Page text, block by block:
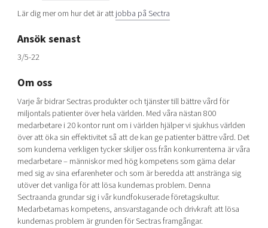
Lär dig mer om hur det är attjobba på Sectra
Ansök senast
3/5-22
Om oss
Varje år bidrar Sectras produkter och tjänster till bättre vård för
miljontals patienter över hela världen. Med våra nästan 800
medarbetare i 20 kontor runt om i världen hjälper vi sjukhus världen
över att öka sin effektivitet så att de kan ge patienter bättre vård. Det
som kunderna verkligen tycker skiljer oss från konkurrenterna är våra
medarbetare – människor med hög kompetens som gärna delar
med sig av sina erfarenheter och som är beredda att anstränga sig
utöver det vanliga för att lösa kundernas problem. Denna
Sectraanda grundar sig i vår kundfokuserade företagskultur.
Medarbetarnas kompetens, ansvarstagande och drivkraft att lösa
kundernas problem är grunden för Sectras framgångar.